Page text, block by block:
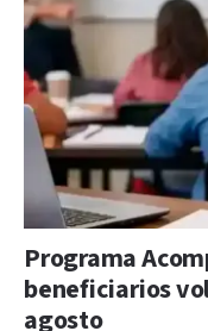
Programa
beneficiarios
agosto